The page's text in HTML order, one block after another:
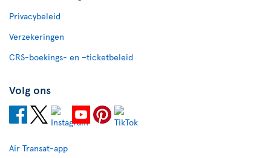
Privacybeleid
Verzekeringen
CRS-boekings- en –ticketbeleid
Volg ons
Air Transat-app